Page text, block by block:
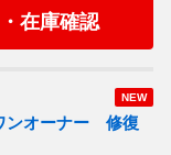
在庫確認
NEW
ンオーナー 修復